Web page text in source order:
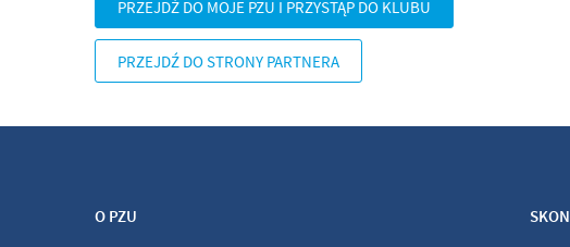
PRZEJDŹ DO MOJE PZU I PRZYSTĄP DO KLUBU
PRZEJDŹ DO STRONY PARTNERA
O PZU